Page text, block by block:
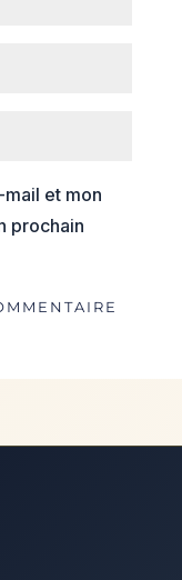
et mon
prochain